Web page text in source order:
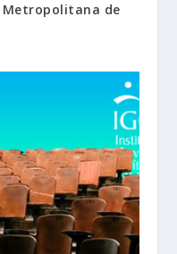
Metropolitana de